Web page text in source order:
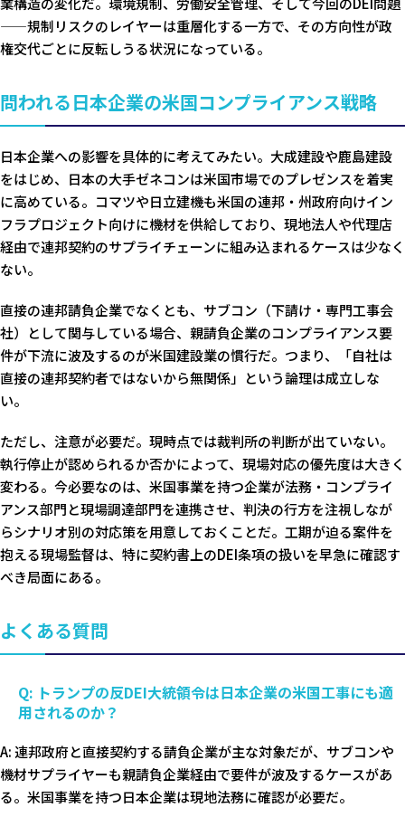
——規制リスクのレイヤーは重層化する一方で、その方向性が政
権交代ごとに反転しうる状況になっている。
問われる日本企業の米国コンプライアンス戦略
日本企業への影響を具体的に考えてみたい。大成建設や鹿島建設
をはじめ、日本の大手ゼネコンは米国市場でのプレゼンスを着実
に高めている。コマツや日立建機も米国の連邦・州政府向けイン
フラプロジェクト向けに機材を供給しており、現地法人や代理店
経由で連邦契約のサプライチェーンに組み込まれるケースは少なく
ない。
直接の連邦請負企業でなくとも、サブコン（下請け・専門工事会
社）として関与している場合、親請負企業のコンプライアンス要
件が下流に波及するのが米国建設業の慣行だ。つまり、「自社は
直接の連邦契約者ではないから無関係」という論理は成立しな
い。
ただし、注意が必要だ。現時点では裁判所の判断が出ていない。
執行停止が認められるか否かによって、現場対応の優先度は大きく
変わる。今必要なのは、米国事業を持つ企業が法務・コンプライ
アンス部門と現場調達部門を連携させ、判決の行方を注視しなが
らシナリオ別の対応策を用意しておくことだ。工期が迫る案件を
抱える現場監督は、特に契約書上のDEI条項の扱いを早急に確認す
べき局面にある。
よくある質問
Q: トランプの反DEI大統領令は日本企業の米国工事にも適
用されるのか？
A: 連邦政府と直接契約する請負企業が主な対象だが、サブコンや
機材サプライヤーも親請負企業経由で要件が波及するケースがあ
る。米国事業を持つ日本企業は現地法務に確認が必要だ。